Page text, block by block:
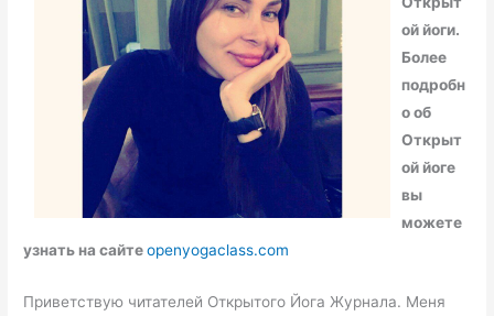
ой йоги.
Более
подробн
о об
Открыт
ой йоге
вы
можете
узнать на сайтеopenyogaclass.com
Приветствую читателей Открытого Йога Журнала. Меня